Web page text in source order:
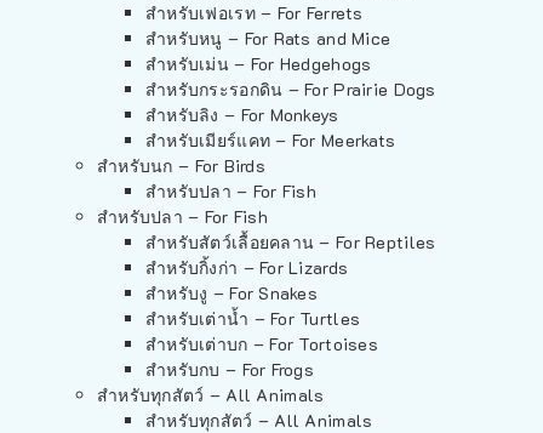
สำหรับเฟอเรท – For Ferrets
สำหรับหนู – For Rats and Mice
สำหรับเม่น – For Hedgehogs
สำหรับกระรอกดิน – For Prairie Dogs
สำหรับลิง – For Monkeys
สำหรับเมียร์แคท – For Meerkats
สำหรับนก – For Birds
สำหรับปลา – For Fish
สำหรับปลา – For Fish
สำหรับสัตว์เลื้อยคลาน – For Reptiles
สำหรับกิ้งก่า – For Lizards
สำหรับงู – For Snakes
สำหรับเต่าน้ำ – For Turtles
สำหรับเต่าบก – For Tortoises
สำหรับกบ – For Frogs
สำหรับทุกสัตว์ – All Animals
สำหรับทุกสัตว์ – All Animals